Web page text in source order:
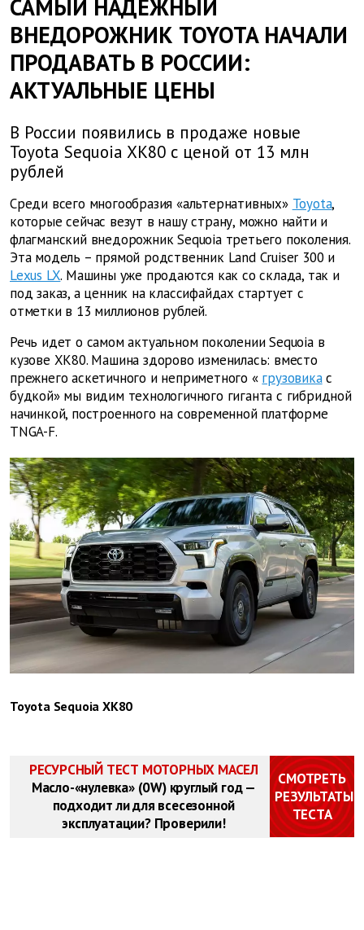
САМЫЙ НАДЕЖНЫЙ
ВНЕДОРОЖНИК TOYOTA НАЧАЛИ
ПРОДАВАТЬ В РОССИИ:
АКТУАЛЬНЫЕ ЦЕНЫ
В России появились в продаже новые
Toyota Sequoia XK80 с ценой от 13 млн
рублей
Среди всего многообразия «альтернативных» Toyota,
которые сейчас везут в нашу страну, можно найти и
флагманский внедорожник Sequoia третьего поколения.
Эта модель – прямой родственник Land Cruiser 300 и
Lexus LX. Машины уже продаются как со склада, так и
под заказ, а ценник на классифайдах стартует с
отметки в 13 миллионов рублей.
Речь идет о самом актуальном поколении Sequoia в
кузове XK80. Машина здорово изменилась: вместо
прежнего аскетичного и неприметного « грузовикас
будкой» мы видим технологичного гиганта с гибридной
начинкой, построенного на современной платформе
TNGA-F.
Toyota Sequoia XK80
РЕСУРСНЫЙ ТЕСТ МОТОРНЫХ МАСЕЛ
Масло-«нулевка» (0W) круглый год —
подходит ли для всесезонной
эксплуатации? Проверили!
СМОТРЕТЬ
РЕЗУЛЬТАТЫ
ТЕСТА